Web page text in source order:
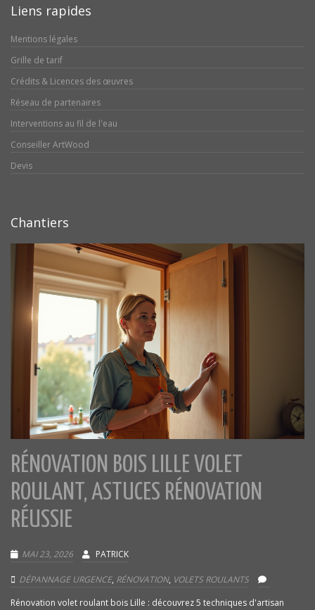
Liens rapides
Mentions légales
Grille de tarif
Crédits & Licences des œuvres
Réseau de partenaires
Interventions au fil de l'eau
Conseiller ArtWood
Devis
Chantiers
RÉNOVATION BOIS LILLE VOLET
ROULANT, ASTUCES RÉNOVATION
RÉUSSIE
MAI 23, 2026 PATRICK
DÉPANNAGE URGENCE, RÉNOVATION, VOLETS ROULANTS
Rénovation volet roulant bois Lille : découvrez 5 techniques d'artisan